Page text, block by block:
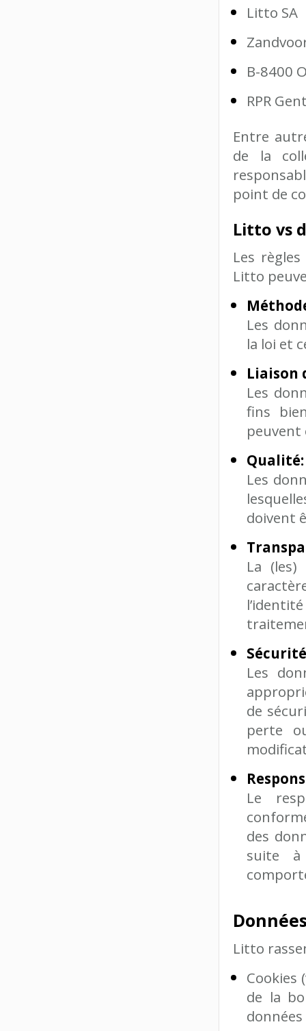
Litto SA
B-8400
RPR
Entre
de la
point de
Litto vs
Les
Litto
Les
la loi et
Liaison
Les
fins
peuvent
Qualité:
Les
doivent
La (les)
Les
de
perte
Le
des
suite à
Litto
de la